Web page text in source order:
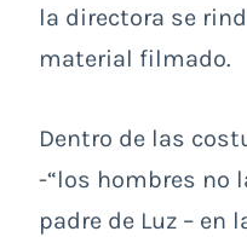
la directora se
material filmado.
Dentro de las
-“los hombres no
padre de Luz – en